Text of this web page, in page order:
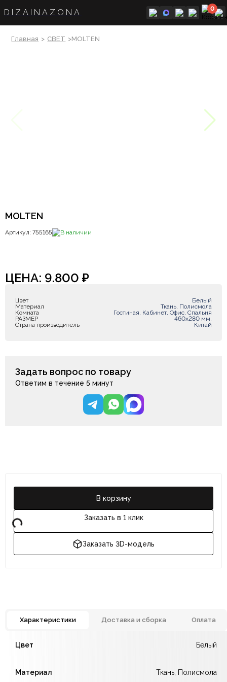
DIZAINAZONA 0
Главная > СВЕТ >MOLTEN
MOLTEN
Артикул: 755165 В наличии
В корзину
Заказать в 1 клик
Заказать 3D-модель
ЦЕНА: 9.800 ₽
Цвет
Белый
Материал
Ткань, Полисмола
Комната
Гостиная, Кабинет, Офис, Спальня
РАЗМЕР
460х280 мм.
Страна производитель
Китай
Задать вопрос по товару
Ответим в течение 5 минут
Характеристики Доставка и сборка Оплата
Цвет Белый
Материал Ткань, Полисмола
отправляем через транспортную
компанию
— наличными или картой
при самовывозе.